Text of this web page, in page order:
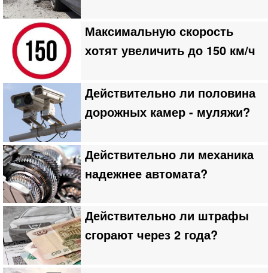
Максимальную скорость
хотят увеличить до 150 км/ч
Действительно ли половина
дорожных камер - муляжи?
Действительно ли механика
надежнее автомата?
Действительно ли штрафы
сгорают через 2 года?